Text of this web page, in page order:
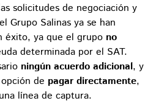
solicitudes de negociación y
Grupo Salinas ya se han
éxito, ya que el grupo no
determinada por el SAT.
ningún acuerdo adicional, y
de pagar directamente,
línea de captura.